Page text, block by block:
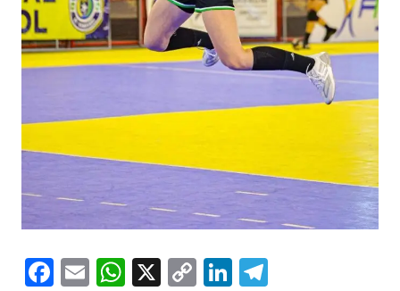
Facebook
EmailWhatsApp
X
CopyLinkedIn